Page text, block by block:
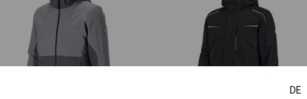
Étanche, coupe-vent et
extreme
Finition étanche des coutures
2 poches fendues en biais
Poche de poitrine et poche
Le gilet matelassé à doublure souple et léger est très
DE